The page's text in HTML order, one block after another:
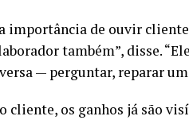
importância de ouvir
também”, disse.
— perguntar, reparar
cliente, os ganhos já são